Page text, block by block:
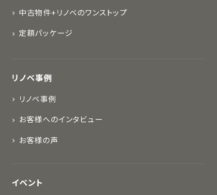
中古物件+リノベのワンストップ
定額パッケージ
リノベ事例
リノベ事例
お客様へのインタビュー
お客様の声
イベント